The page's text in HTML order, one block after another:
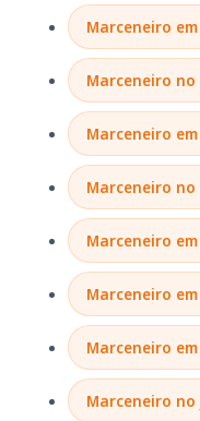
Marceneiro
Marceneiro no
Marceneiro
Marceneiro no
Marceneiro
Marceneiro em
Marceneiro
Marceneiro no